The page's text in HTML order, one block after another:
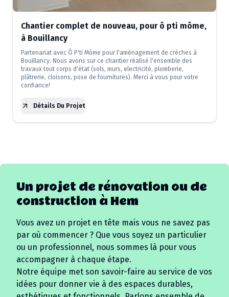
Chantier complet de nouveau, pour ô pti môme,
à Bouillancy
Partenariat avec Ô P'ti Môme pour l'aménagement de crèches à
Bouillancy. Nous avons sur ce chantier réalisé l'ensemble des
travaux tout corps d'état (sols, murs, electricité, plomberie,
plâtrerie, cloisons, pose de fournitures). Merci à vous pour votre
confiance!
Détails Du Projet
Un projet de rénovation ou de
construction à Hem
Vous avez un projet en tête mais vous ne savez pas
par où commencer ? Que vous soyez un particulier
ou un professionnel, nous sommes là pour vous
accompagner à chaque étape.
Notre équipe met son savoir-faire au service de vos
idées pour donner vie à des espaces durables,